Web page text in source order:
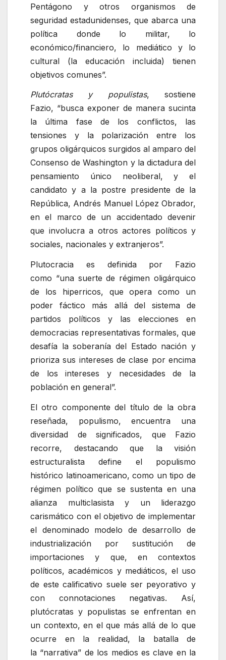
Pentágono y otros organismos de
seguridad estadunidenses, que abarca una
política donde lo militar, lo
económico/financiero, lo mediático y lo
cultural (la educación incluida) tienen
objetivos comunes .
Plutócratas y populistas, sostiene
Fazio,
busca exponer de manera sucinta
la última fase de los conflictos, las
tensiones y la polarización entre los
grupos oligárquicos surgidos al amparo del
Consenso de Washington y la dictadura del
pensamiento único neoliberal, y el
candidato y a la postre presidente de la
República, Andrés Manuel López Obrador,
en el marco de un accidentado devenir
que involucra a otros actores políticos y
sociales, nacionales y ­extranjeros .
Plutocracia es definida por Fazio
como
una suerte de régimen oligárquico
de los hiperricos, que opera como un
poder fáctico más allá del sistema de
partidos políticos y las elecciones en
democracias representativas formales, que
desafía la soberanía del Estado nación y
prioriza sus intereses de clase por encima
de los intereses y necesidades de la
población en general .
El otro componente del título de la obra
reseñada, populismo, encuentra una
diversidad de significados, que Fazio
recorre, destacando que la visión
estructuralista define el populismo
histórico latinoamericano, como un tipo de
régimen político que se sustenta en una
alianza multiclasista y un liderazgo
carismático con el objetivo de implementar
el denominado modelo de desarrollo de
industrialización por sustitución de
importaciones y que, en contextos
políticos, académicos y mediáticos, el uso
de este calificativo suele ser peyorativo y
con connotaciones negativas. Así,
plutócratas y populistas se enfrentan en
un contexto, en el que más allá de lo que
ocurre en la realidad, la batalla de
la
narrativa
de los medios es clave en la